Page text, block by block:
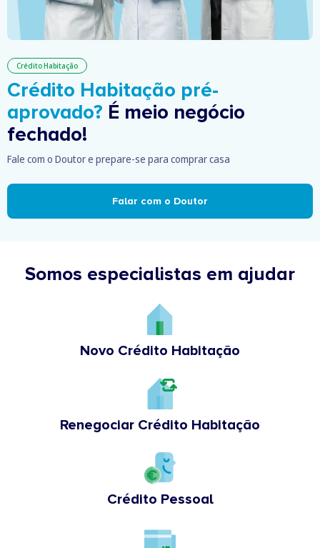
Crédito Habitação
Crédito Habitação pré-
aprovado? É meio negócio
fechado!
Fale com o Doutor e prepare-se para comprar casa
Falar com o Doutor
Somos especialistas em ajudar
Novo Crédito Habitação
Renegociar Crédito Habitação
Crédito Pessoal